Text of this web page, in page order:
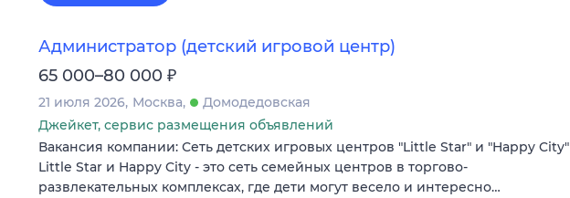
Администратор (детский игровой центр)
65 000–80 000 ₽
21 июля 2026 Москва
Домодедовская
Джейкет, сервис размещения объявлений
Вакансия компании: Сеть детских игровых центров "Little Star" и "Happy City"
Little Star и Happy City - это сеть семейных центров в торгово-
развлекательных комплексах, где дети могут весело и интересно…